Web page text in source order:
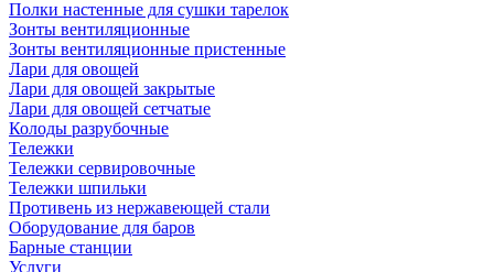
Полки настенные для сушки тарелок
Зонты вентиляционные
Зонты вентиляционные пристенные
Лари для овощей
Лари для овощей закрытые
Лари для овощей сетчатые
Колоды разрубочные
Тележки
Тележки сервировочные
Тележки шпильки
Противень из нержавеющей стали
Оборудование для баров
Барные станции
Услуги